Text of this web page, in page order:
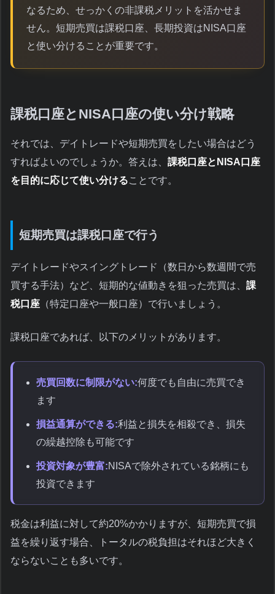
なるため、せっかくの非課税メリットを活かせま
せん。短期売買は課税口座、長期投資はNISA口座
と使い分けることが重要です。
課税口座とNISA口座の使い分け戦略
それでは、デイトレードや短期売買をしたい場合はどう
すればよいのでしょうか。答えは、 課税口座とNISA口座
を目的に応じて使い分けることです。
短期売買は課税口座で行う
デイトレードやスイングトレード（数日から数週間で売
買する手法）など、短期的な値動きを狙った売買は、 課
税口座 （特定口座や一般口座）で行いましょう。
課税口座であれば、以下のメリットがあります。
売買回数に制限がない:何度でも自由に売買でき
ます
損益通算ができる:利益と損失を相殺でき、損失
の繰越控除も可能です
投資対象が豊富:NISAで除外されている銘柄にも
投資できます
税金は利益に対して約20%かかりますが、短期売買で損
益を繰り返す場合、トータルの税負担はそれほど大きく
ならないことも多いです。